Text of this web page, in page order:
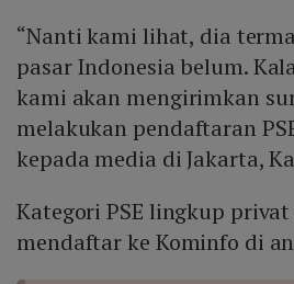
“Nanti kami lihat, dia
pasar Indonesia belum.
kami akan mengirimkan
melakukan pendaftaran
kepada media di Jakarta,
Kategori PSE lingkup
mendaftar ke Kominfo di